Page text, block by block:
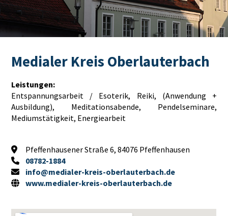
Medialer Kreis Oberlauterbach
Leistungen:
Entspannungsarbeit / Esoterik, Reiki, (Anwendung +
Ausbildung), Meditationsabende, Pendelseminare,
Mediumstätigkeit, Energiearbeit
Pfeffenhausener Straße 6, 84076 Pfeffenhausen
08782-1884
info@medialer-kreis-oberlauterbach.de
www.medialer-kreis-oberlauterbach.de